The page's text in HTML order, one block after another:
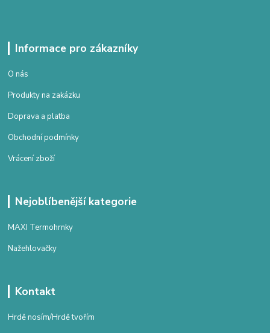
Informace pro zákazníky
O nás
Produkty na zakázku
Doprava a platba
Obchodní podmínky
Vrácení zboží
Nejoblíbenější kategorie
MAXI Termohrnky
Nažehlovačky
Kontakt
Hrdě nosím/Hrdě tvořím